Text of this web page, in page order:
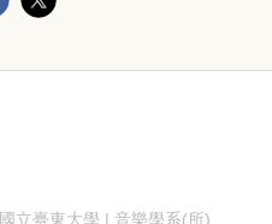
國立臺東大學 | 音樂學系(所)